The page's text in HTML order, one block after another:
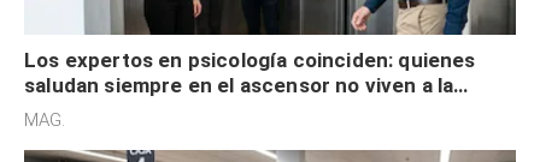
Los expertos en psicología coinciden: quienes
saludan siempre en el ascensor no viven a la
defensiva y tienen apertura social
MAG.